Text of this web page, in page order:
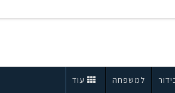
למשפחה עוד